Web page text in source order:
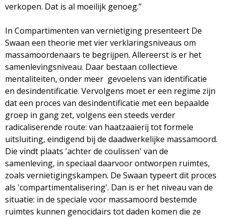
verkopen. Dat is al moeilijk genoeg.”
In Compartimenten van vernietiging presenteert De
Swaan een theorie met vier verklaringsniveaus om
massamoordenaars te begrijpen. Allereerst is er het
samenlevingsniveau. Daar bestaan collectieve
mentaliteiten, onder meer gevoelens van identificatie
en desindentificatie. Vervolgens moet er een regime zijn
dat een proces van desindentificatie met een bepaalde
groep in gang zet, volgens een steeds verder
radicaliserende route: van haatzaaierij tot formele
uitsluiting, eindigend bij de daadwerkelijke massamoord.
Die vindt plaats 'achter de coulissen' van de
samenleving, in speciaal daarvoor ontworpen ruimtes,
zoals vernietigingskampen. De Swaan typeert dit proces
als 'compartimentalisering'. Dan is er het niveau van de
situatie: in de speciale voor massamoord bestemde
ruimtes kunnen genocidairs tot daden komen die ze